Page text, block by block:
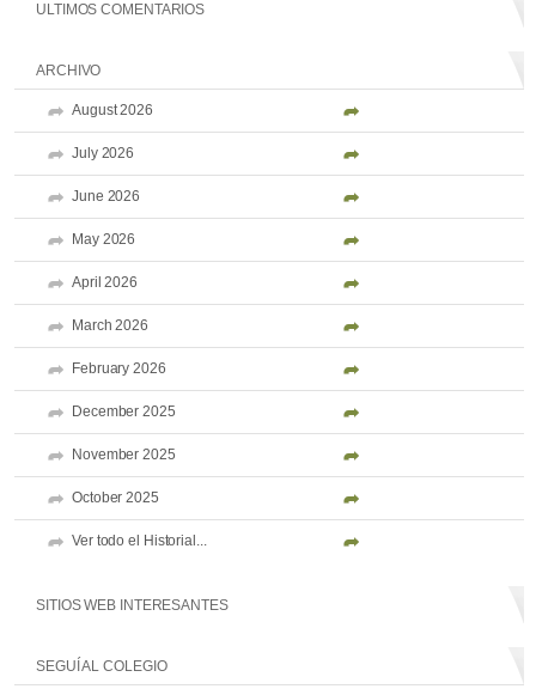
ULTIMOS COMENTARIOS
ARCHIVO
August 2026
July 2026
June 2026
May 2026
April 2026
March 2026
February 2026
December 2025
November 2025
October 2025
Ver todo el Historial...
SITIOS WEB INTERESANTES
SEGUÍ AL COLEGIO